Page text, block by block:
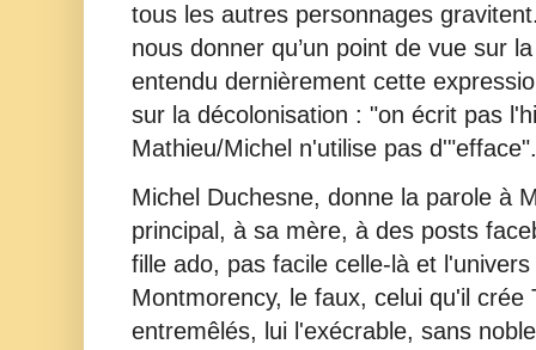
tous les autres personnages
nous donner qu’un point de vue sur
entendu dernièrement cette
sur la décolonisation : "on écrit pas
Mathieu/Michel n'utilise pas d'"efface".
Michel Duchesne, donne la parole à
principal, à sa mère, à des posts
fille ado, pas facile celle-là et
Montmorency, le faux, celui qu'il crée
entremêlés, lui l'exécrable, sans